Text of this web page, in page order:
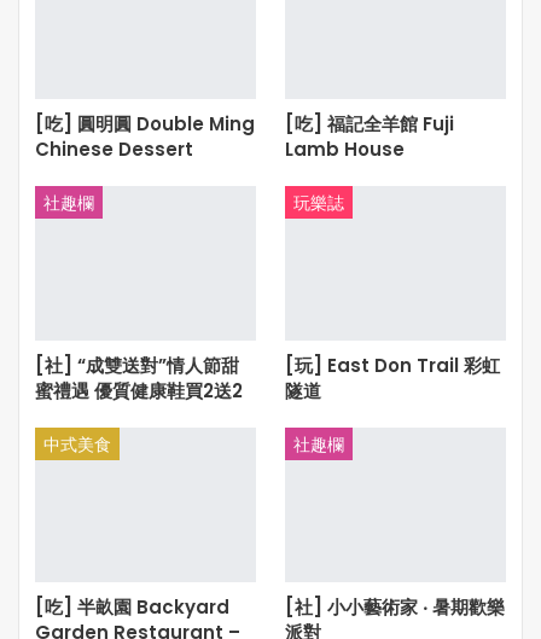
[吃] 圓明圓 Double Ming
Chinese Dessert
[吃] 福記全羊館 Fuji
Lamb House
社趣欄
[社] “成雙送對”情人節甜
蜜禮遇 優質健康鞋買2送2
玩樂誌
[玩] East Don Trail 彩虹
隧道
中式美食
[吃] 半畝園 Backyard
Garden Restaurant –
社趣欄
[社] 小小藝術家 ‧ 暑期歡樂
派對